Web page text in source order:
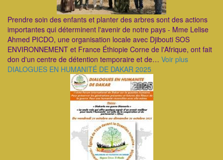
Prendre soin des enfants et planter des arbres sont des actions
importantes qui déterminent l'avenir de notre pays - Mme Lelise
Ahmed PICDO, une organisation locale avec Djibouti SOS
ENVIRONNEMENT et France Éthiopie Corne de l'Afrique, ont fait
don d'un centre de détention temporaire et de… Voir plus
DIALOGUES EN HUMANITÉ DE DAKAR 2025